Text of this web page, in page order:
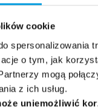
cookie
spersonalizowania
o tym, jak
mogą
z ich usług.
uniemożliwić